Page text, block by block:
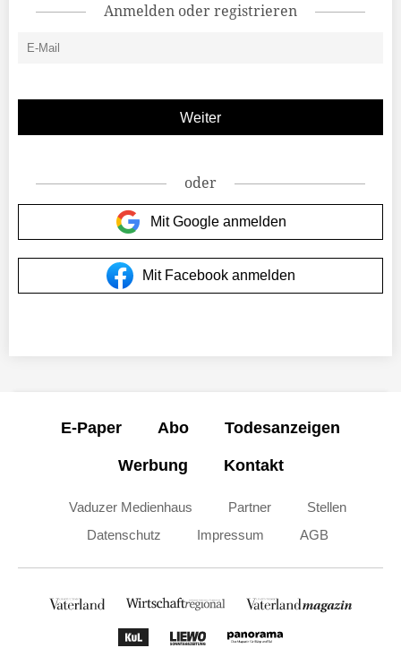
Anmelden oder registrieren
oder
Mit Google anmelden
Mit Facebook anmelden
E-Paper Abo Todesanzeigen
Werbung Kontakt
Vaduzer Medienhaus Partner
Stellen
Datenschutz
Impressum AGB